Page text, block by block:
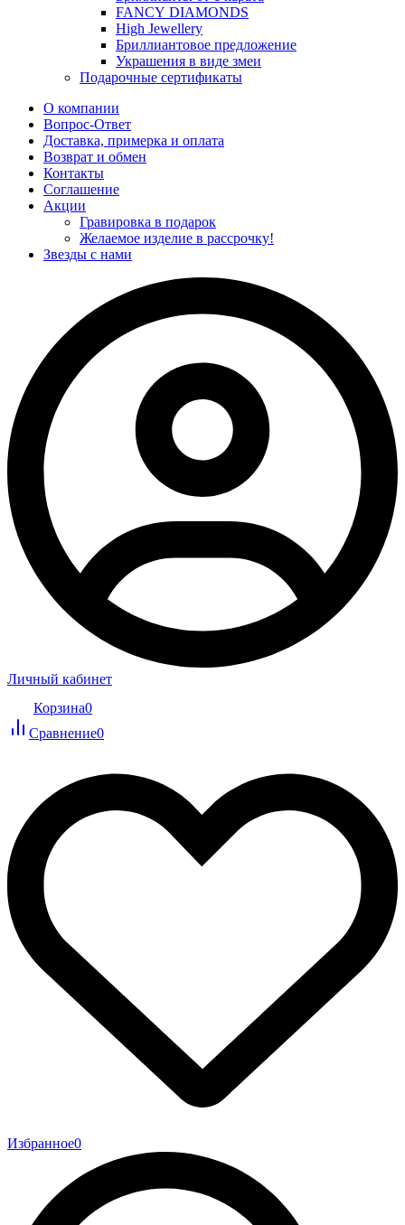
FANCY DIAMONDS
High Jewellery
Бриллиантовое предложение
Украшения в виде змеи
Подарочные сертификаты
О компании
Вопрос-Ответ
Доставка, примерка и оплата
Возврат и обмен
Контакты
Соглашение
Акции
Гравировка в подарок
Желаемое изделие в рассрочку!
Звезды с нами
Личный кабинет
Корзина0
Сравнение0
Избранное0